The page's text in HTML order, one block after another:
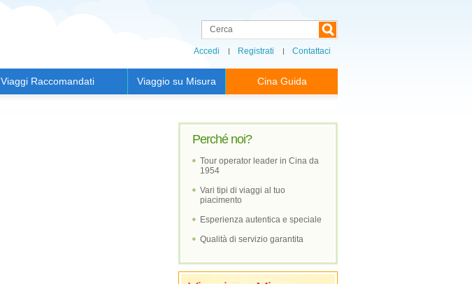
Accedi Registrati Contattaci
Viaggi Raccomandati Viaggio su Misura Cina Guida
Perché noi?
Tour operator leader in Cina da
1954
Vari tipi di viaggi al tuo
piacimento
Esperienza autentica e speciale
Qualità di servizio garantita